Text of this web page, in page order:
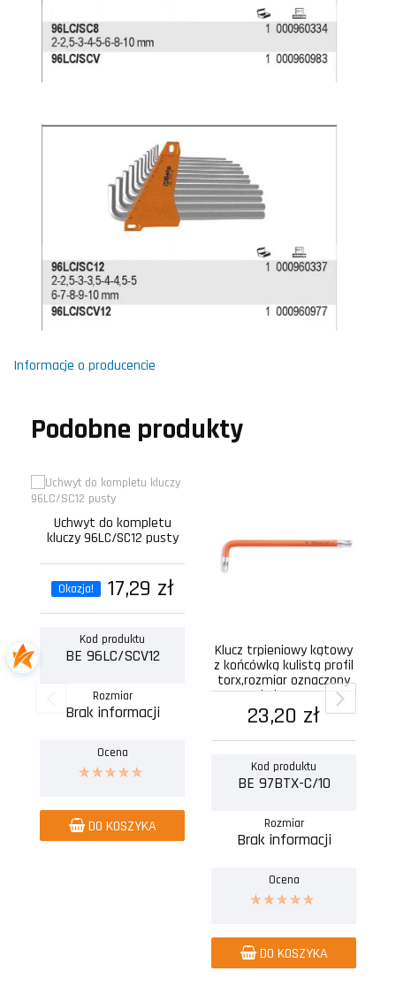
Informacje o producencie
Podobne produkty
Uchwyt do kompletu
kluczy 96LC/SC12 pusty
Okazja! 17,29 zł
Kod produktu
BE 96LC/SCV12
Rozmiar
Brak informacji
Ocena
DO KOSZYKA
Klucz trpieniowy kątowy
z końcówką kulistą profil
torx,rozmiar oznaczony
kolorem
23,20 zł
Kod produktu
BE 97BTX-C/10
Rozmiar
Brak informacji
Ocena
DO KOSZYKA